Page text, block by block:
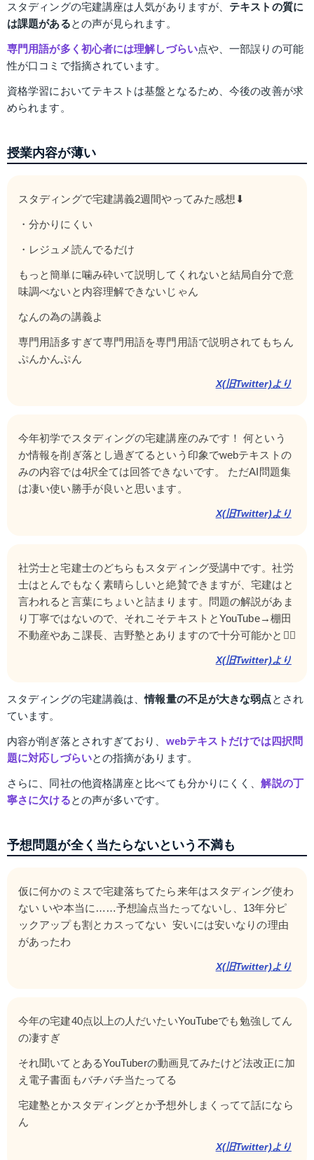
スタディングの宅建講座は人気がありますが、 テキストの質に
は課題があるとの声が見られます。
専門用語が多く初心者には理解しづらい点や、一部誤りの可能
性が口コミで指摘されています。
資格学習においてテキストは基盤となるため、今後の改善が求
められます。
授業内容が薄い
スタディングで宅建講義2週間やってみた感想⬇
・分かりにくい
・レジュメ読んでるだけ
もっと簡単に噛み砕いて説明してくれないと結局自分で意
味調べないと内容理解できないじゃん
なんの為の講義よ
専門用語多すぎて専門用語を専門用語で説明されてもちん
ぷんかんぷん
X(旧Twitter)より
今年初学でスタディングの宅建講座のみです！ 何という
か情報を削ぎ落とし過ぎてるという印象でwebテキストの
みの内容では4択全ては回答できないです。 ただAI問題集
は凄い使い勝手が良いと思います。
X(旧Twitter)より
社労士と宅建士のどちらもスタディング受講中です。社労
士はとんでもなく素晴らしいと絶賛できますが、宅建はと
言われると言葉にちょいと詰まります。問題の解説があま
り丁寧ではないので、それこそテキストとYouTube→棚田
不動産やあこ課長、吉野塾とありますので十分可能かと🙆‍♂️
X(旧Twitter)より
スタディングの宅建講義は、情報量の不足が大きな弱点とされ
ています。
内容が削ぎ落とされすぎており、 webテキストだけでは四択問
題に対応しづらいとの指摘があります。
さらに、同社の他資格講座と比べても分かりにくく、解説の丁
寧さに欠けるとの声が多いです。
予想問題が全く当たらないという不満も
仮に何かのミスで宅建落ちてたら来年はスタディング使わ
ない いや本当に……予想論点当たってないし、13年分ピ
ックアップも割とカスってない  安いには安いなりの理由
があったわ
X(旧Twitter)より
今年の宅建40点以上の人だいたいYouTubeでも勉強してん
の凄すぎ
それ聞いてとあるYouTuberの動画見てみたけど法改正に加
え電子書面もバチバチ当たってる
宅建塾とかスタディングとか予想外しまくってて話になら
ん
X(旧Twitter)より